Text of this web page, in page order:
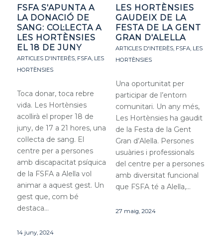
FSFA S'APUNTA A
LA DONACIÓ DE
SANG: COL·LECTA A
LES HORTÈNSIES
EL 18 DE JUNY
ARTICLES D'INTERÈS, FSFA, LES
HORTÈNSIES
Toca donar, toca rebre
vida. Les Hortènsies
acollirà el proper 18 de
juny, de 17 a 21 hores, una
col·lecta de sang. El
centre per a persones
amb discapacitat psíquica
de la FSFA a Alella vol
animar a aquest gest. Un
gest que, com bé
destaca…
14 juny, 2024
LES HORTÈNSIES
GAUDEIX DE LA
FESTA DE LA GENT
GRAN D'ALELLA
ARTICLES D'INTERÈS, FSFA, LES
HORTÈNSIES
Una oportunitat per
participar de l’entorn
comunitari. Un any més,
Les Hortènsies ha gaudit
de la Festa de la Gent
Gran d’Alella. Persones
usuàries i professionals
del centre per a persones
amb diversitat funcional
que FSFA té a Alella,…
27 maig, 2024